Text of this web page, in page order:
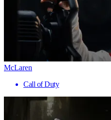
McLaren
Call of Duty